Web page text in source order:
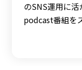
のSNS運用に
podcast番組を